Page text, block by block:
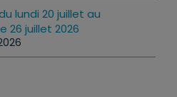
lundi 20 juillet au
26 juillet 2026